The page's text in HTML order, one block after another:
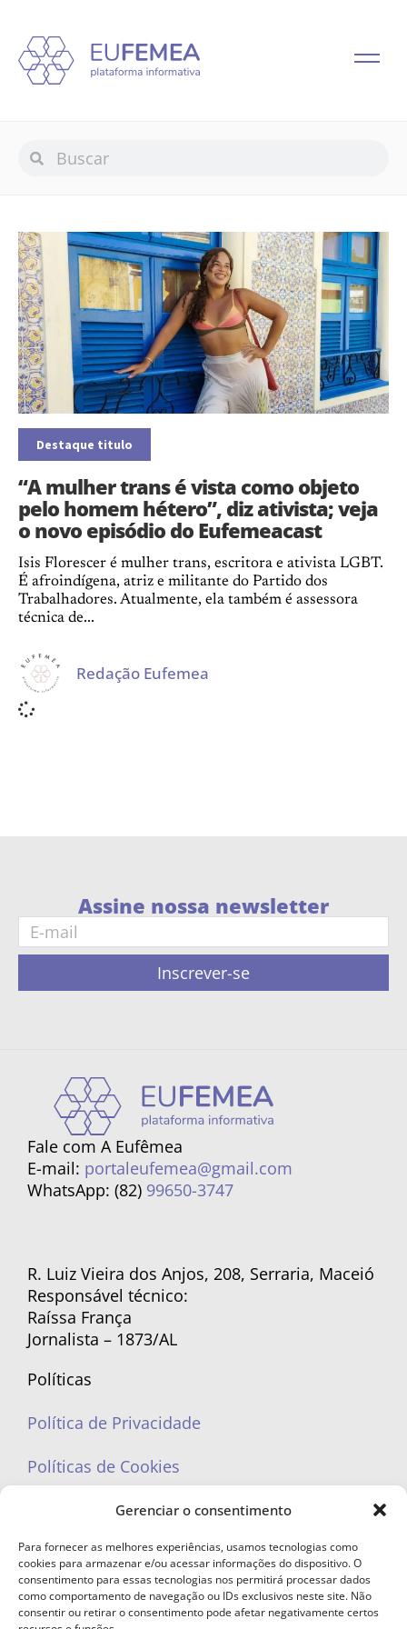
Gerenciar o consentimento
Para fornecer as melhores experiências, usamos tecnologias como
cookies para armazenar e/ou acessar informações do dispositivo. O
consentimento para essas tecnologias nos permitirá processar dados
como comportamento de navegação ou IDs exclusivos neste site. Não
consentir ou retirar o consentimento pode afetar negativamente certos
Destaque titulo
“A mulher trans é vista como objeto
pelo homem hétero”, diz ativista; veja
o novo episódio do Eufemeacast
Isis Florescer é mulher trans, escritora e ativista LGBT.
É afroindígena, atriz e militante do Partido dos
Trabalhadores. Atualmente, ela também é assessora
técnica de...
Redação Eufemea
Assine nossa newsletter
Inscrever-se
Fale com A Eufêmea
E-mail: portaleufemea@gmail.com
WhatsApp: (82) 99650-3747
R. Luiz Vieira dos Anjos, 208, Serraria, Maceió
Responsável técnico:
Raíssa França
Jornalista – 1873/AL
Políticas
Política de Privacidade
Políticas de Cookies
portaleufemea@gmail.com